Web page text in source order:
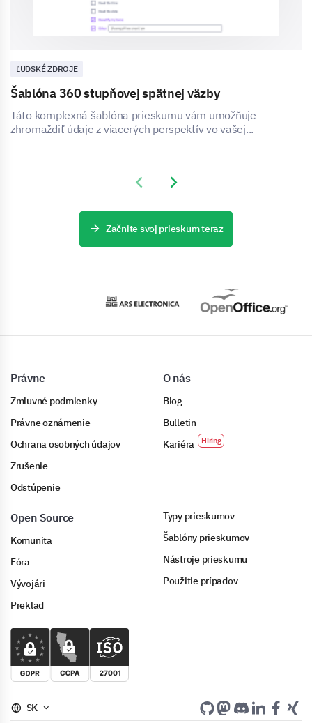
ĽUDSKÉ ZDROJE
Šablóna 360 stupňovej spätnej väzby
Táto komplexná šablóna prieskumu vám umožňuje
zhromaždiť údaje z viacerých perspektív vo vašej...
Previous slide
Next slide
Začnite svoj prieskum teraz
Právne
Zmluvné podmienky
Právne oznámenie
Ochrana osobných údajov
Zrušenie
Odstúpenie
O nás
Blog
Bulletin
Kariéra
Open Source
Komunita
Fóra
Vývojári
Preklad
Typy prieskumov
Šablóny prieskumov
Nástroje prieskumu
Použitie prípadov
SK